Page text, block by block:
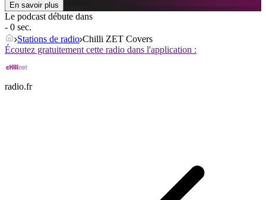
En savoir plus
Le podcast débute dans
- 0 sec.
Stations de radio Chilli ZET Covers
Écoutez gratuitement cette radio dans l'application :
radio.fr